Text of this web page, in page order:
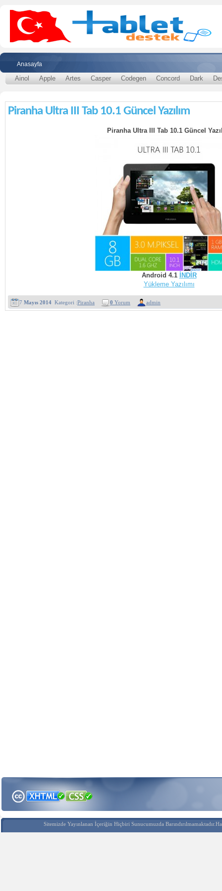
Anasayfa
Ainol Apple Artes Casper Codegen Concord Dark
Piranha Ultra III Tab 10.1 Güncel Yazılım
Piranha Ultra III Tab 10.1 Güncel
Android 4.1
İNDİR
Yükleme Yazılımı
7 Mayıs 2014 Kategori :Piranha 0 Yorum admin
Sitemizde Yayınlanan İçeriğin Hiçbiri Sunucumuzda